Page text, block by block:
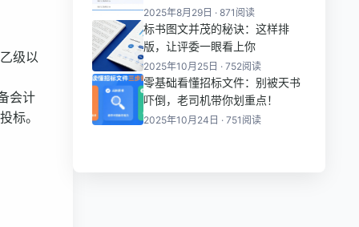
级以
会计
标。
2025年8月29日 · 871阅读
标书图文并茂的秘诀：这样排
版，让评委一眼看上你
2025年10月25日 · 752阅读
零基础看懂招标文件：别被天书
吓倒，老司机带你划重点！
2025年10月24日 · 751阅读